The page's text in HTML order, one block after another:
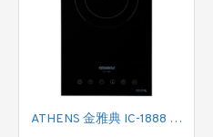
ATHENS 金雅典 IC-1888 單頭電磁爐